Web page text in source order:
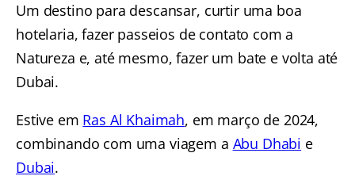
Um destino para descansar, curtir uma boa
hotelaria, fazer passeios de contato com a
Natureza e, até mesmo, fazer um bate e volta até
Dubai.
Estive em Ras Al Khaimah, em março de 2024,
combinando com uma viagem a Abu Dhabi e
Dubai.